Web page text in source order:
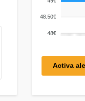
48.50€
48€
Activa